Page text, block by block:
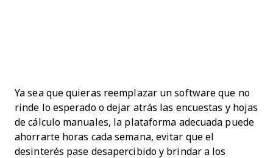
Ya sea que quieras reemplazar un software que no
rinde lo esperado o dejar atrás las encuestas y hojas
de cálculo manuales, la plataforma adecuada puede
ahorrarte horas cada semana, evitar que el
desinterés pase desapercibido y brindar a los